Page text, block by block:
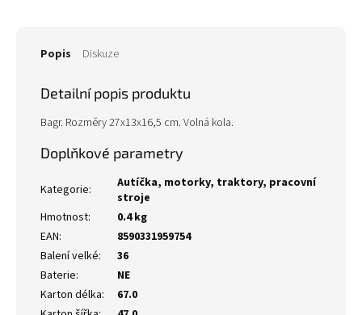
Popis Diskuze
Detailní popis produktu
Bagr. Rozměry 27x13x16,5 cm. Volná kola.
Doplňkové parametry
Kategorie:
Autíčka, motorky, traktory, pracovní
stroje
Hmotnost:
0.4 kg
EAN:
8590331959754
Balení velké:
36
Baterie:
NE
Karton délka:
67.0